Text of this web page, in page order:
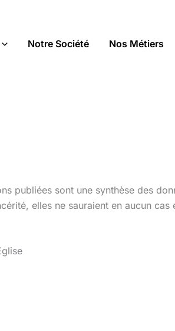
Notre Société Nos Métiers
publiées sont une synthèse des
elles ne sauraient en aucun